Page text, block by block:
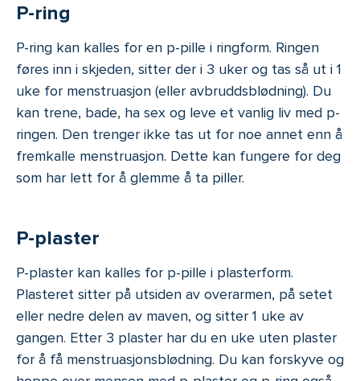
P-ring
P-ring kan kalles for en p-pille i ringform. Ringen
føres inn i skjeden, sitter der i 3 uker og tas så ut i 1
uke for menstruasjon (eller avbruddsblødning). Du
kan trene, bade, ha sex og leve et vanlig liv med p-
ringen. Den trenger ikke tas ut for noe annet enn å
fremkalle menstruasjon. Dette kan fungere for deg
som har lett for å glemme å ta piller.
P-plaster
P-plaster kan kalles for p-pille i plasterform.
Plasteret sitter på utsiden av overarmen, på setet
eller nedre delen av maven, og sitter 1 uke av
gangen. Etter 3 plaster har du en uke uten plaster
for å få menstruasjonsblødning. Du kan forskyve og